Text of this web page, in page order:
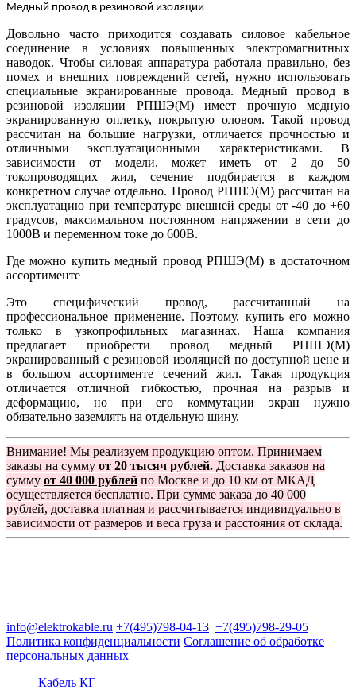
Медный провод в резиновой изоляции
Довольно часто приходится создавать силовое кабельное
соединение в условиях повышенных электромагнитных
наводок. Чтобы силовая аппаратура работала правильно, без
помех и внешних повреждений сетей, нужно использовать
специальные экранированные провода. Медный провод в
резиновой изоляции РПШЭ(М) имеет прочную медную
экранированную оплетку, покрытую оловом. Такой провод
рассчитан на большие нагрузки, отличается прочностью и
отличными эксплуатационными характеристиками. В
зависимости от модели, может иметь от 2 до 50
токопроводящих жил, сечение подбирается в каждом
конкретном случае отдельно. Провод РПШЭ(М) рассчитан на
эксплуатацию при температуре внешней среды от -40 до +60
градусов, максимальном постоянном напряжении в сети до
1000В и переменном токе до 600В.
Где можно купить медный провод РПШЭ(М) в достаточном
ассортименте
Это специфический провод, рассчитанный на
профессиональное применение. Поэтому, купить его можно
только в узкопрофильных магазинах. Наша компания
предлагает приобрести провод медный РПШЭ(М)
экранированный с резиновой изоляцией по доступной цене и
в большом ассортименте сечений жил. Такая продукция
отличается отличной гибкостью, прочная на разрыв и
деформацию, но при его коммутации экран нужно
обязательно заземлять на отдельную шину.
Внимание! Мы реализуем продукцию оптом. Принимаем
заказы на сумму от 20 тысяч рублей. Доставка заказов на
сумму от 40 000 рублей по Москве и до 10 км от МКАД
осуществляется бесплатно. При сумме заказа до 40 000
рублей, доставка платная и рассчитывается индивидуально в
зависимости от размеров и веса груза и расстояния от склада.
info@elektrokable.ru +7(495)798-04-13 +7(495)798-29-05
Политика конфиденциальности Соглашение об обработке
персональных данных
Кабель КГ